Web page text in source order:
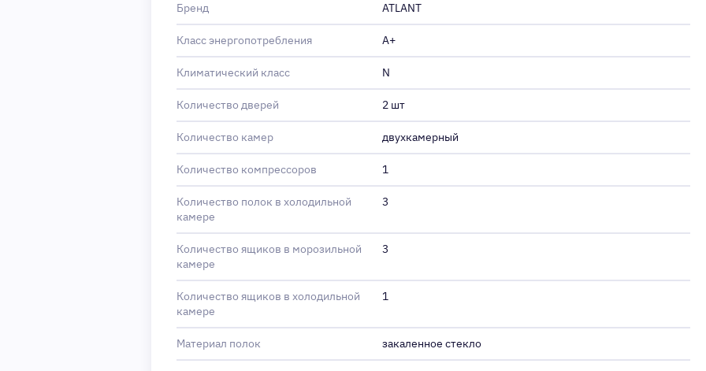
Бренд ATLANT
Класс энергопотребления A+
Климатический класс N
Количество дверей 2 шт
Количество камер двухкамерный
Количество компрессоров 1
Количество полок в холодильной
камере
3
Количество ящиков в морозильной
камере
3
Количество ящиков в холодильной
камере
1
Материал полок закаленное стекло